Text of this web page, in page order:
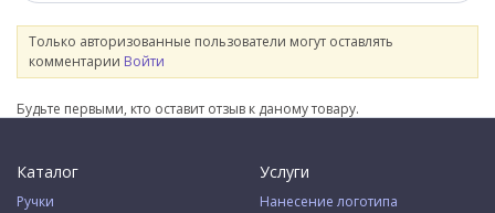
Только авторизованные пользователи могут оставлять
комментарии Войти
Будьте первыми, кто оставит отзыв к даному товару.
Каталог
Ручки
Услуги
Нанесение логотипа